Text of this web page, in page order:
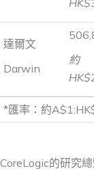
達爾文
Darwin
約
*匯率：約
CoreLogic的研究